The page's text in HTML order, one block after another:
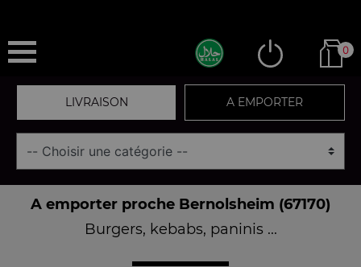
0
LIVRAISON A EMPORTER
A emporter proche Bernolsheim (67170)
Burgers, kebabs, paninis ...